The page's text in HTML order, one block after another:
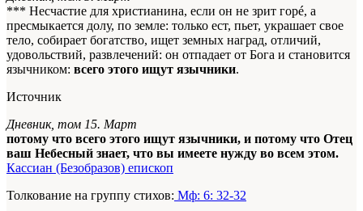
*** Несчастие для христианина, если он не зрит горé, а
пресмыкается долу, по земле: только ест, пьет, украшает свое
тело, собирает богатство, ищет земных наград, отличий,
удовольствий, развлечений: он отпадает от Бога и становится
язычником: всего этого ищут язычники.
Источник
Дневник, том 15. Март
потому что всего этого ищут язычники, и потому что Отец
ваш Небесный знает, что вы имеете нужду во всем этом.
Кассиан (Безобразов) епископ
Толкование на группу стихов: Мф: 6: 32-32